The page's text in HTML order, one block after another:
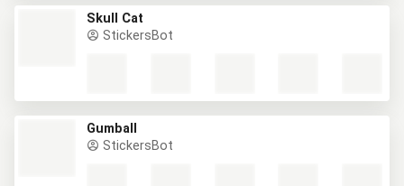
Skull Cat
StickersBot
Gumball
StickersBot